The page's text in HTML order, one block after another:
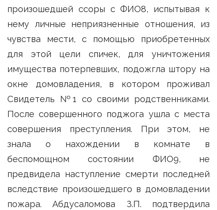
произошедшей ссоры с ФИО8, испытывая к
нему личные неприязненные отношения, из
чувства мести, с помощью приобретенных
для этой цели спичек, для уничтожения
имущества потерпевших, подожгла штору на
окне домовладения, в котором проживал
Свидетель №1 со своими родственниками.
После совершенного поджога ушла с места
совершения преступления. При этом, не
знала о нахождении в комнате в
беспомощном состоянии ФИО9, не
предвидела наступление смерти последней
вследствие произошедшего в домовладении
пожара. Абдусаломова З.П. подтвердила